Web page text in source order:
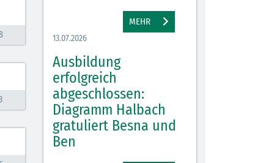
MEHR
13.07.2026
Ausbildung
erfolgreich
abgeschlossen:
Diagramm Halbach
gratuliert Besna und
Ben